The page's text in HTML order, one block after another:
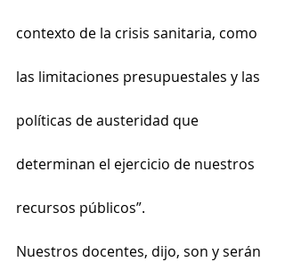
contexto de la crisis sanitaria, como
las limitaciones presupuestales y las
políticas de austeridad que
determinan el ejercicio de nuestros
recursos públicos”.
Nuestros docentes, dijo, son y serán